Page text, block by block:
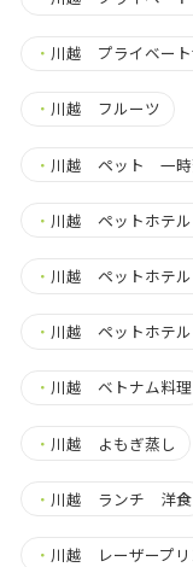
・ 川越 プライベー
・ 川越 フルーツ
・ 川越 ペット 一時
・ 川越 ペットホテ
・ 川越 ペットホテ
・ 川越 ペットホテ
・ 川越 ベトナム料理
・ 川越 よもぎ蒸し
・ 川越 ランチ 洋食
・ 川越 レーザープリ